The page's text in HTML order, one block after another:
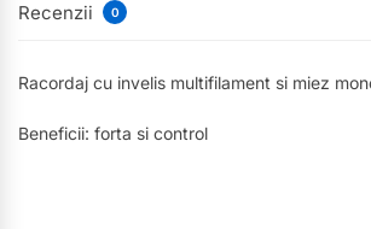
Recenzii 0
Racordaj cu invelis multifilament si miez
Beneficii: forta si control